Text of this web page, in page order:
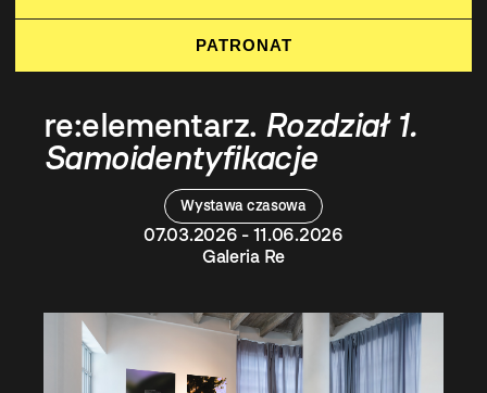
PATRONAT
Wystawa czasowa
07.03.2026 - 11.06.2026
Galeria Re
re:elementarz. Rozdział 1.
Samoidentyfikacje